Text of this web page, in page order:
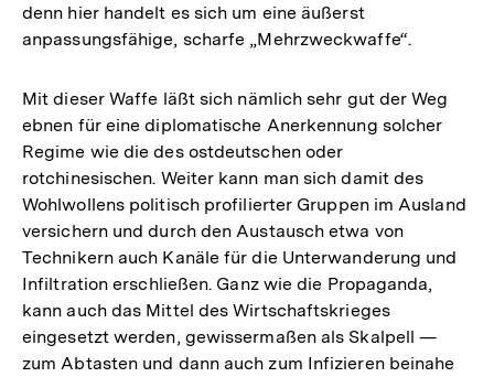
denn hier handelt es sich um eine äußerst
anpassungsfähige, scharfe „Mehrzweckwaffe“.
Mit dieser Waffe läßt sich nämlich sehr gut der Weg
ebnen für eine diplomatische Anerkennung solcher
Regime wie die des ostdeutschen oder
rotchinesischen. Weiter kann man sich damit des
Wohlwollens politisch profilierter Gruppen im Ausland
versichern und durch den Austausch etwa von
Technikern auch Kanäle für die Unterwanderung und
Infiltration erschließen. Ganz wie die Propaganda,
kann auch das Mittel des Wirtschaftskrieges
eingesetzt werden, gewissermaßen als Skalpell —
zum Abtasten und dann auch zum Infizieren beinahe